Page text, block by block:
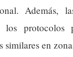
Además,
los protocolos
similares en